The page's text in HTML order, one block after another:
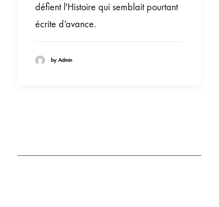
défient l'Histoire qui semblait pourtant
écrite d’avance.
by Admin